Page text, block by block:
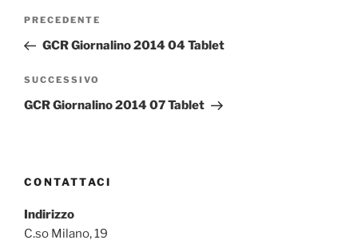
Navigazione
Articolo
precedente:
PRECEDENTE
GCR Giornalino 2014 04 Tablet
Articolo
successivo
SUCCESSIVO
GCR Giornalino 2014 07 Tablet
CONTATTACI
Indirizzo
C.so Milano, 19